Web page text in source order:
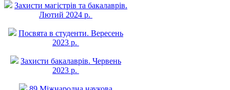
Захисти магістрів та бакалаврів.
Лютий 2024 р.
Посвята в студенти. Вересень
2023 р.
Захисти бакалаврів. Червень
2023 р.